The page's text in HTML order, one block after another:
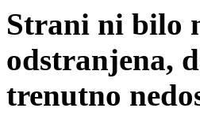
Strani ni bilo
odstranjena,
trenutno